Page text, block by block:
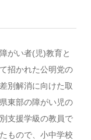
がい者(児)教育と
招かれた公明党の
別解消に向けた取
東部の障がい児の
支援学級の教員で
もので、小中学校